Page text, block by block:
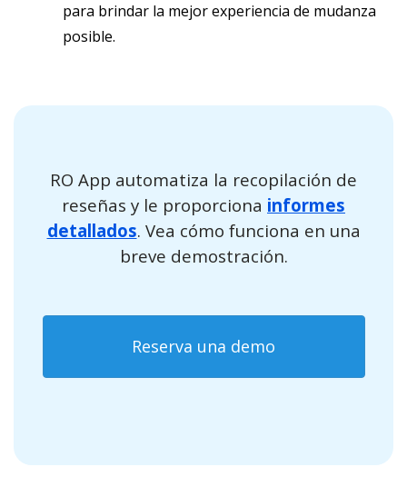
para brindar la mejor experiencia de mudanza
posible.
RO App automatiza la recopilación de
reseñas y le proporciona informes
detallados. Vea cómo funciona en una
breve demostración.
Reserva una demo